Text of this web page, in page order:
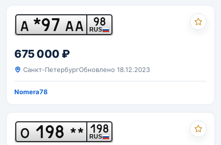
А *97 АА 98
RUS
675 000 ₽
Санкт-ПетербургОбновлено 18.12.2023
Nomera78
О 198 ** 198
RUS